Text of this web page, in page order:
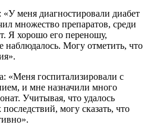
«У меня диагностировали диабет
множество препаратов, среди
Я хорошо его переношу,
наблюдалось. Могу отметить, что
«Меня госпитализировали с
и мне назначили много
Учитывая, что удалось
могу сказать, что